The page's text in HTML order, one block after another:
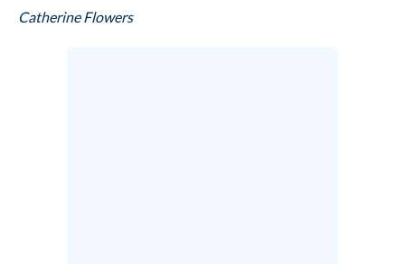
Catherine Flowers